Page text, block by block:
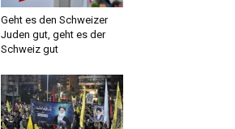
Geht es den Schweizer
Juden gut, geht es der
Schweiz gut